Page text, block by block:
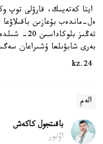
ايتا كەتەيىك، قارۋلى توپ
ەل-ماندەب بۇعازىن
تەڭىز
بەرى شابۋىلعا ۇشىراعان
الەم
باقىتجول كاكەش
اۆتور